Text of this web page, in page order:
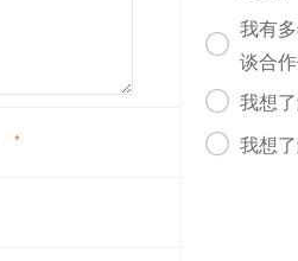
*

我有
谈合作
 我想
 我想